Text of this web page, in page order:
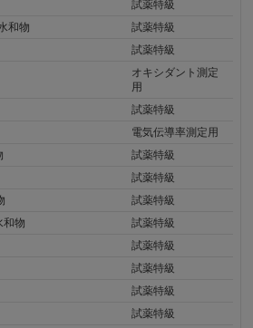
試薬特級
和物
試薬特級
試薬特級
オキシダント測定
用
試薬特級
電気伝導率測定用
試薬特級
試薬特級
試薬特級
和物
試薬特級
試薬特級
試薬特級
試薬特級
試薬特級